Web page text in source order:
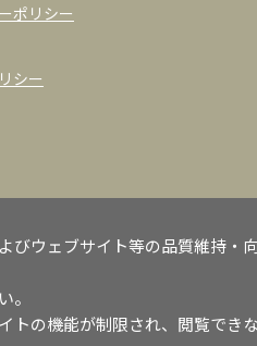
ポリシー
シー
ウェブサイト等の品質維持・向
。
トの機能が制限され、閲覧でき